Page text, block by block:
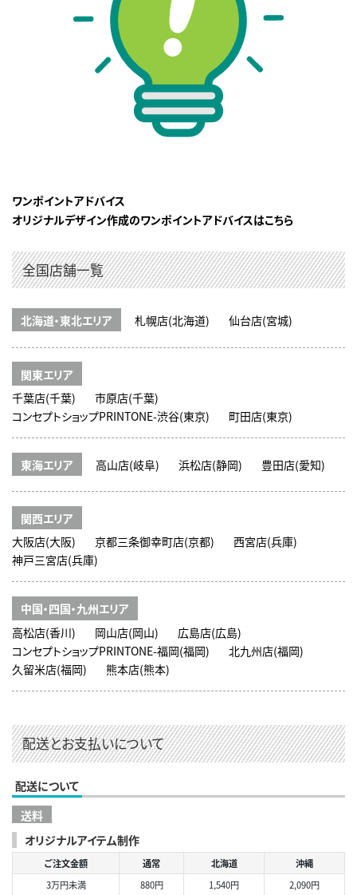
ワンポイントアドバイス
オリジナルデザイン作成のワンポイントアドバイスはこちら
全国店舗一覧
北海道・東北エリア 札幌店(北海道) 仙台店(宮城)
関東エリア
千葉店(千葉)
市原店(千葉)
コンセプトショップPRINTONE-渋谷(東京)
町田店(東京)
東海エリア 高山店(岐阜) 浜松店(静岡) 豊田店(愛知)
関西エリア
大阪店(大阪)
京都三条御幸町店(京都)
西宮店(兵庫)
神戸三宮店(兵庫)
中国・四国・九州エリア
高松店(香川)
岡山店(岡山)
広島店(広島)
コンセプトショップPRINTONE-福岡(福岡)
北九州店(福岡)
久留米店(福岡)
熊本店(熊本)
配送とお支払いについて
配送について
送料
オリジナルアイテム制作
ご注文金額 通常 北海道
沖縄
3万円未満
880円 1,540円
2,090円